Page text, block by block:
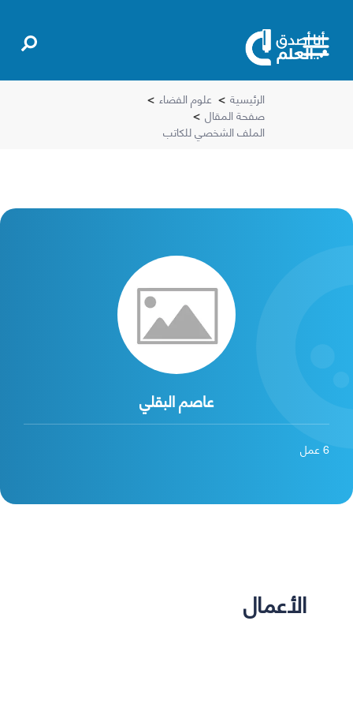
الرئيسية > علوم الفضاء >
صفحة المقال >
الملف الشخصي للكاتب
عاصم البقلي
6عمل
الأعمال